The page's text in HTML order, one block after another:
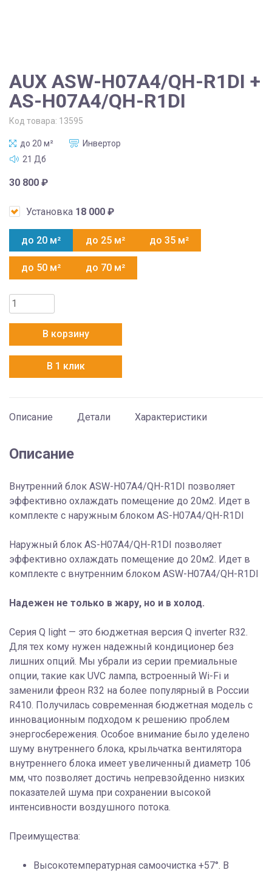
AUX ASW-H07A4/QH-R1DI +
AS-H07A4/QH-R1DI
Код товара: 13595
до 20 м²
Инвертор
21 Дб
30 800 ₽
Установка 18 000 ₽
до 20 м² до 25 м² до 35 м²
до 50 м² до 70 м²
Количество
товара
ASW-
H07A4/QH-
H07A4/QH-
В корзину
В 1 клик
Описание Детали Характеристики
Описание
Внутренний блок ASW-H07A4/QH-R1DI позволяет
эффективно охлаждать помещение до 20м2. Идет в
комплекте с наружным блоком AS-H07A4/QH-R1DI
Наружный блок AS-H07A4/QH-R1DI позволяет
эффективно охлаждать помещение до 20м2. Идет в
комплекте с внутренним блоком ASW-H07A4/QH-R1DI
Надежен не только в жару, но и в холод.
Серия Q light — это бюджетная версия Q inverter R32.
Для тех кому нужен надежный кондиционер без
лишних опций. Мы убрали из серии премиальные
опции, такие как UVC лампа, встроенный Wi-Fi и
заменили фреон R32 на более популярный в России
R410. Получилась современная бюджетная модель с
инновационным подходом к решению проблем
энергосбережения. Особое внимание было уделено
шуму внутреннего блока, крыльчатка вентилятора
внутреннего блока имеет увеличенный диаметр 106
мм, что позволяет достичь непревзойденно низких
показателей шума при сохранении высокой
интенсивности воздушного потока.
Преимущества:
Высокотемпературная самоочистка +57°. В